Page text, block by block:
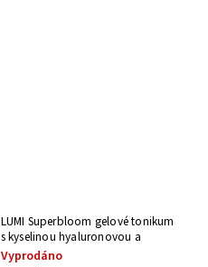
LUMI Superbloom gelové tonikum
s kyselinou hyaluronovou a
niacinamidem 100ml
Vyprodáno